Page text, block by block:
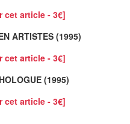
cet article - 3€]
ARTISTES (1995)
cet article - 3€]
(1995)
cet article - 3€]